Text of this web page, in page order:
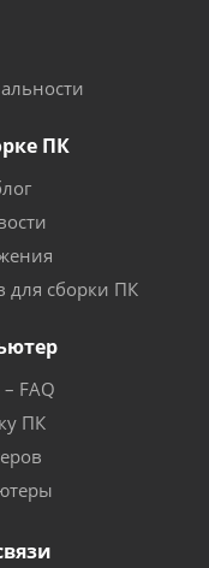
ПК
для сборки ПК
FAQ
ПК